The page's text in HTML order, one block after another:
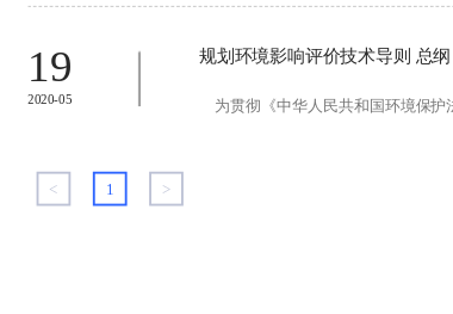
19
2020-05
规划环境影响评价技术导则 总
为贯彻《中华人民共和国环境保护
< 1 >